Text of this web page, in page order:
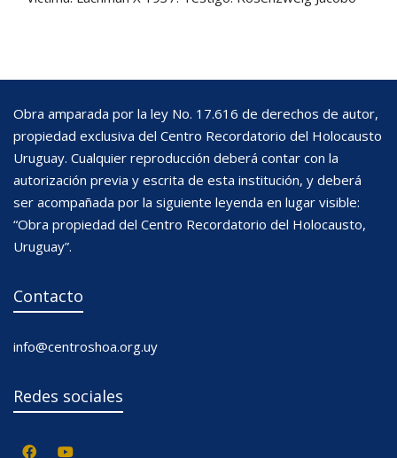
Obra amparada por la ley No. 17.616 de derechos de autor,
propiedad exclusiva del Centro Recordatorio del Holocausto
Uruguay. Cualquier reproducción deberá contar con la
autorización previa y escrita de esta institución, y deberá
ser acompañada por la siguiente leyenda en lugar visible:
“Obra propiedad del Centro Recordatorio del Holocausto,
Uruguay”.
Contacto
info@centroshoa.org.uy
Redes sociales